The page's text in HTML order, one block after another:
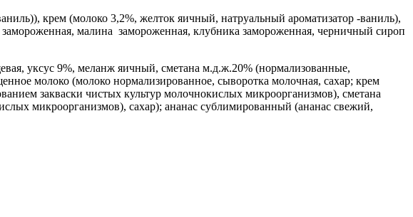
крем (молоко 3,2%, желток яичный, натруальный ароматизатор -ваниль),
малина замороженная, клубника замороженная, черничный сироп
уксус 9%, меланж яичный, сметана м.д.ж.20% (нормализованные,
молоко (молоко нормализированное, сыворотка молочная, сахар; крем
закваски чистых культур молочнокислых микроорганизмов), сметана
микроорганизмов), сахар); ананас сублимированный (ананас свежий,